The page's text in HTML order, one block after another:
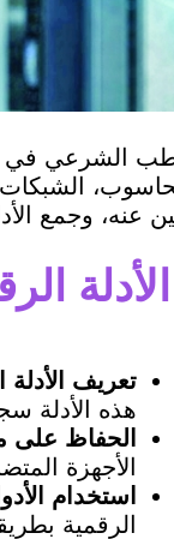
الشرعي في
عنه، وجمع
تعريف الأدلة
هذه الأدلة
الحفاظ على
الأجهزة
استخدام
الرقمية